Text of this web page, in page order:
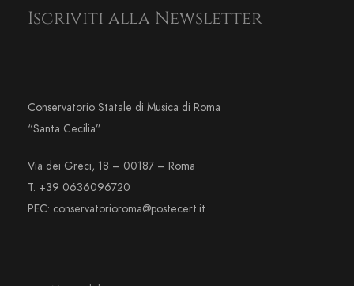
Iscriviti alla Newsletter
Conservatorio Statale di Musica di Roma
“Santa Cecilia”
Via dei Greci, 18 – 00187 – Roma
T. +39 0636096720
PEC: conservatorioroma@postecert.it